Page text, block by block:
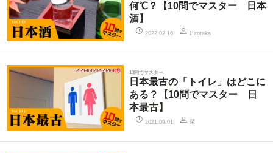
何℃？【10問でマスター 日本
酒】
2022.02.16 Hirotaka
10問でマスター
日本最古の「トイレ」はどこに
ある？【10問でマスター 日
本最古】
2021.09.01 栞